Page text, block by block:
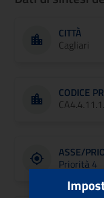
CITTÀ
Cagliari
CODICE
ASSE/
Priorità 4